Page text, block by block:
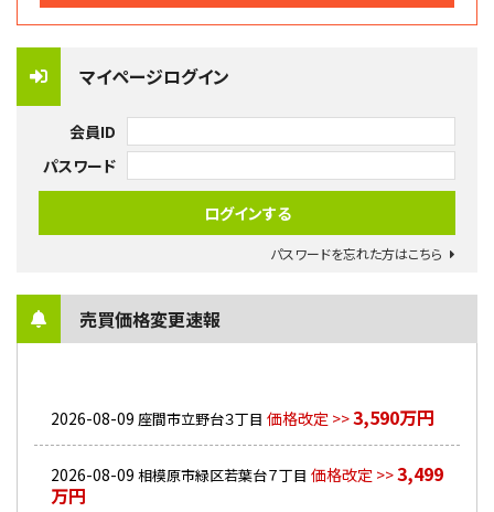
マイページログイン
会員ID
パスワード
パスワードを忘れた方はこちら
売買価格変更速報
2026-08-09 座間市立野台３丁目 価格改定 >>3,590万円
2026-08-09 相模原市緑区若葉台７丁目 価格改定 >>3,499
万円